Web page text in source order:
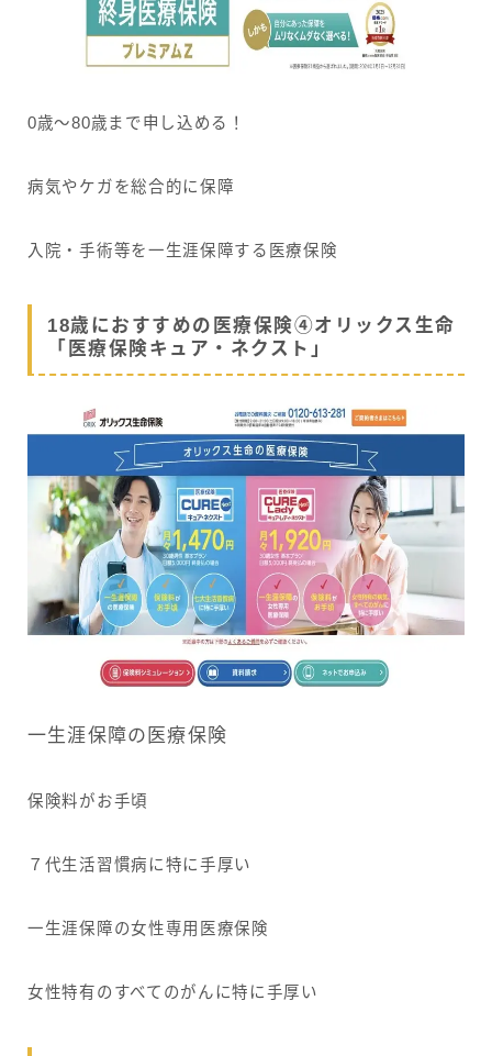
0歳〜80歳まで申し込める！
病気やケガを総合的に保障
入院・手術等を一生涯保障する医療保険
18歳におすすめの医療保険④オリックス生命
「医療保険キュア・ネクスト」
一生涯保障の医療保険
保険料がお手頃
７代生活習慣病に特に手厚い
一生涯保障の女性専用医療保険
女性特有のすべてのがんに特に手厚い